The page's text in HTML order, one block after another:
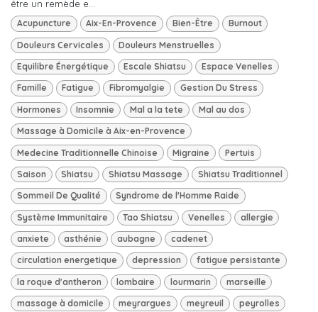
être un remède e...
Acupuncture Aix-En-Provence Bien-Être Burnout
Douleurs Cervicales Douleurs Menstruelles
Equilibre Énergétique Escale Shiatsu Espace Venelles
Famille Fatigue Fibromyalgie Gestion Du Stress
Hormones Insomnie Mal a la tete Mal au dos
Massage à Domicile à Aix-en-Provence
Medecine Traditionnelle Chinoise Migraine Pertuis
Saison Shiatsu Shiatsu Massage Shiatsu Traditionnel
Sommeil De Qualité Syndrome de l'Homme Raide
Système Immunitaire Tao Shiatsu Venelles allergie
anxiete asthénie aubagne cadenet
circulation energetique depression fatigue persistante
la roque d'antheron lombaire lourmarin marseille
massage à domicile meyrargues meyreuil peyrolles